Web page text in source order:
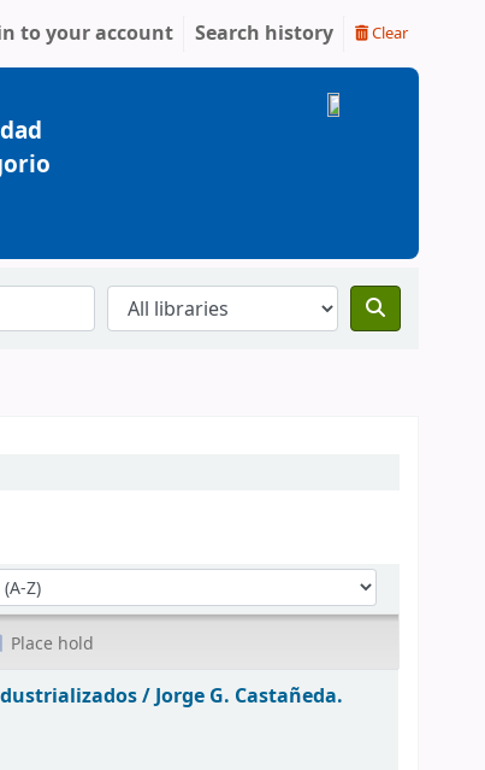
to your account Search history Clear
Place hold
/Jorge G. Castañeda.